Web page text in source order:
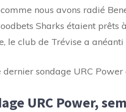
nous avons radié
Sharks étaient prêts
le club de Trévise a anéanti
dernier sondage URC
URC Power,